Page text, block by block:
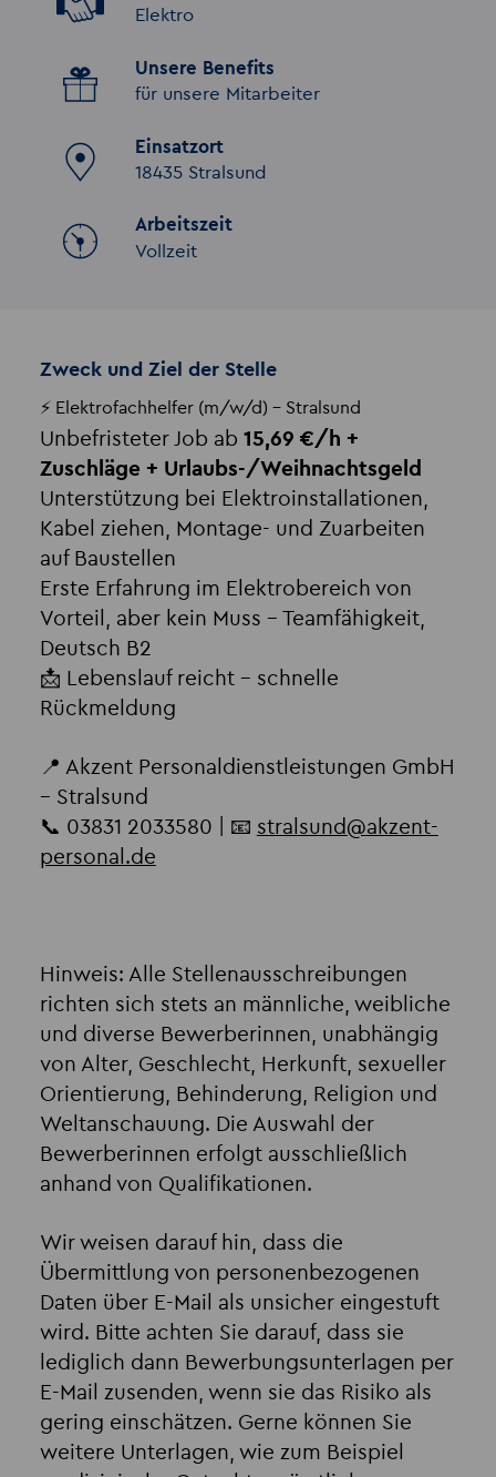
Elektro
Unsere Benefits
für unsere Mitarbeiter
Einsatzort
18435 Stralsund
Arbeitszeit
Vollzeit
Zweck und Ziel der Stelle
⚡ Elektrofachhelfer (m/w/d) – Stralsund
Unbefristeter Job ab 15,69 €/h +
Zuschläge + Urlaubs-/Weihnachtsgeld
Unterstützung bei Elektroinstallationen,
Kabel ziehen, Montage- und Zuarbeiten
auf Baustellen
Erste Erfahrung im Elektrobereich von
Vorteil, aber kein Muss – Teamfähigkeit,
Deutsch B2
📩 Lebenslauf reicht – schnelle
Rückmeldung
📍 Akzent Personaldienstleistungen GmbH
– Stralsund
📞 03831 2033580 | 📧 stralsund @akzent-
personal.de
Hinweis: Alle Stellenausschreibungen
richten sich stets an männliche, weibliche
und diverse Bewerberinnen, unabhängig
von Alter, Geschlecht, Herkunft, sexueller
Orientierung, Behinderung, Religion und
Weltanschauung. Die Auswahl der
Bewerberinnen erfolgt ausschließlich
anhand von Qualifikationen.
Wir weisen darauf hin, dass die
Übermittlung von personenbezogenen
Daten über E-Mail als unsicher eingestuft
wird. Bitte achten Sie darauf, dass sie
lediglich dann Bewerbungsunterlagen per
E-Mail zusenden, wenn sie das Risiko als
gering einschätzen. Gerne können Sie
weitere Unterlagen, wie zum Beispiel